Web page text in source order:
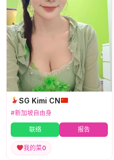
SG Kimi CN
#新加坡自由身
联络 报告
我的菜0